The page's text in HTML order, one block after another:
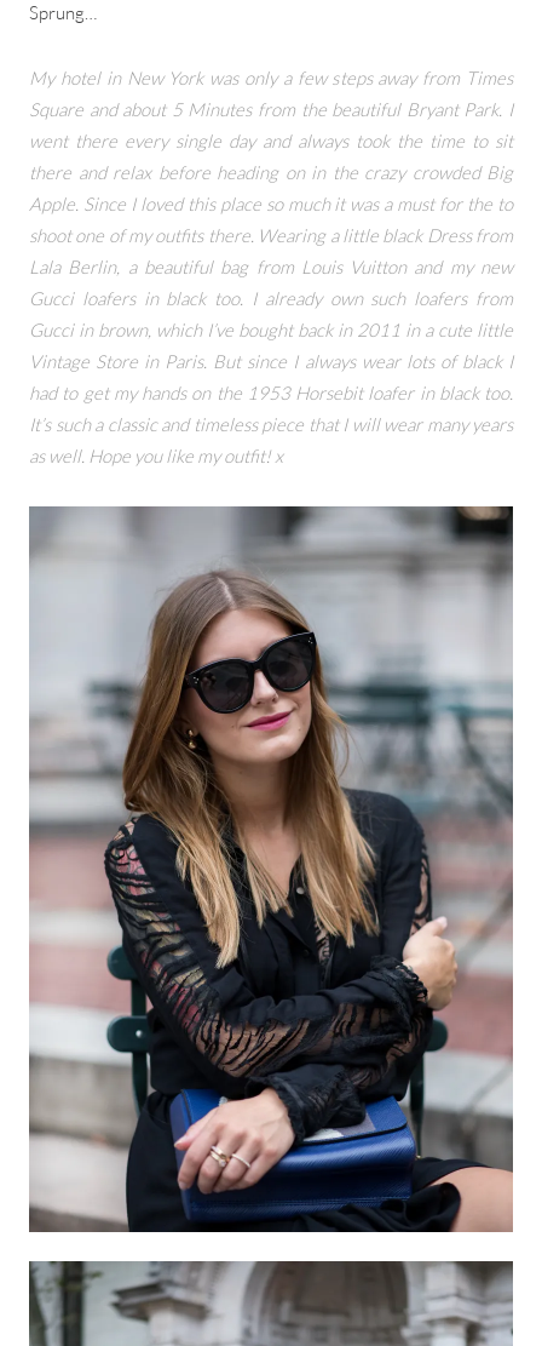
Sprung…
My hotel in New York was only a few steps away from Times
Square and about 5 Minutes from the beautiful Bryant Park. I
went there every single day and always took the time to sit
there and relax before heading on in the crazy crowded Big
Apple. Since I loved this place so much it was a must for the to
shoot one of my outfits there. Wearing a little black Dress from
Lala Berlin, a beautiful bag from Louis Vuitton and my new
Gucci loafers in black too. I already own such loafers from
Gucci in brown, which I’ve bought back in 2011 in a cute little
Vintage Store in Paris. But since I always wear lots of black I
had to get my hands on the 1953 Horsebit loafer in black too.
It’s such a classic and timeless piece that I will wear many years
as well. Hope you like my outfit! x